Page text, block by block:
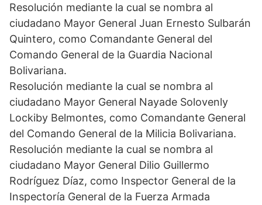
Resolución mediante la cual se nombra al
ciudadano Mayor General Juan Ernesto Sulbarán
Quintero, como Comandante General del
Comando General de la Guardia Nacional
Bolivariana.
Resolución mediante la cual se nombra al
ciudadano Mayor General Nayade Solovenly
Lockiby Belmontes, como Comandante General
del Comando General de la Milicia Bolivariana.
Resolución mediante la cual se nombra al
ciudadano Mayor General Dilio Guillermo
Rodríguez Díaz, como Inspector General de la
Inspectoría General de la Fuerza Armada